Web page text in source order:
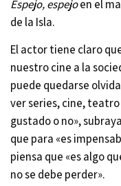
Espejo, espejoen el
de la Isla.
El actor tiene claro
nuestro cine a la
puede quedarse
ver series, cine,
gustado o no»,
que para «es
piensa que «es algo
no se debe perder».